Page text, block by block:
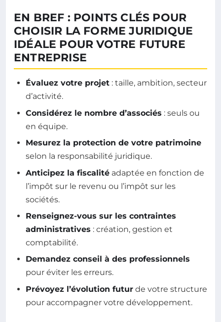
EN BREF : POINTS CLÉS POUR
CHOISIR LA FORME JURIDIQUE
IDÉALE POUR VOTRE FUTURE
ENTREPRISE
Évaluez votre projet : taille, ambition, secteur
d’activité.
Considérez le nombre d’associés : seuls ou
en équipe.
Mesurez la protection de votre patrimoine
selon la responsabilité juridique.
Anticipez la fiscalité adaptée en fonction de
l’impôt sur le revenu ou l’impôt sur les
sociétés.
Renseignez-vous sur les contraintes
administratives : création, gestion et
comptabilité.
Demandez conseil à des professionnels
pour éviter les erreurs.
Prévoyez l’évolution futur de votre structure
pour accompagner votre développement.